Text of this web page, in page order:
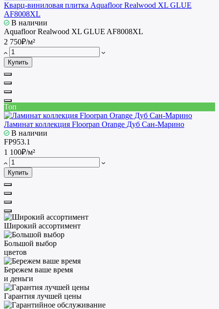
Кварц-виниловая плитка Aquafloor Realwood XL GLUE
AF8008XL
В наличии
Aquafloor Realwood XL GLUE AF8008XL
2 750₽/м²
Купить
Топ
Ламинат коллекция Floorpan Orange Дуб Сан-Марино
В наличии
FP953.1
1 100₽/м²
Купить
Широкий ассортимент
Большой выбор
цветов
Бережем ваше время
и деньги
Гарантия лучшей цены